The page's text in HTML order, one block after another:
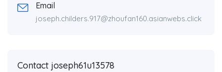
Email
joseph.childers.917@zhoufan160.asianwebs.click
Contact joseph61u13578